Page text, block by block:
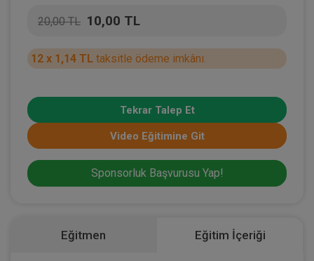
20,00 TL 10,00 TL
12 x 1,14 TL taksitle ödeme imkânı.
Tekrar Talep Et
Video Eğitimine Git
Sponsorluk Başvurusu Yap!
Eğitmen Eğitim İçeriği